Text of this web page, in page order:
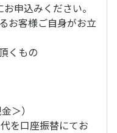
申込みください。
お客様ご自身がお立
くもの
＞）
を口座振替にてお